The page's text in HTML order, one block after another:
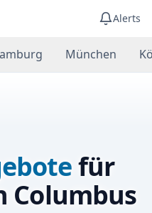
Alerts
München
für
Columbus